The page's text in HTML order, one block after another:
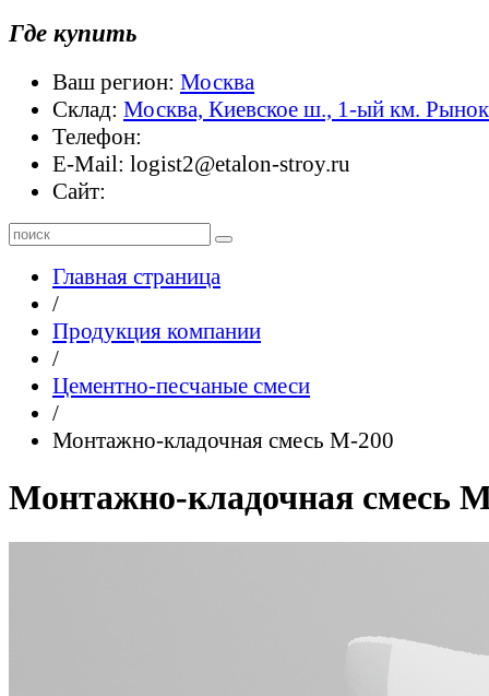
Где купить
Ваш регион: Москва
Склад: Москва, Киевское ш., 1-ый км.
Телефон:
E-Mail: logist2@etalon-stroy.ru
Сайт:
Главная страница
/
Продукция компании
/
Цементно-песчаные смеси
/
Монтажно-кладочная смесь М-200
Монтажно-кладочная смесь